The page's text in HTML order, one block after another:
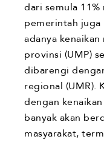
dari semula
pemerintah juga
adanya
provinsi (UMP)
dibarengi
regional (UMR).
dengan
banyak akan
masyarakat,